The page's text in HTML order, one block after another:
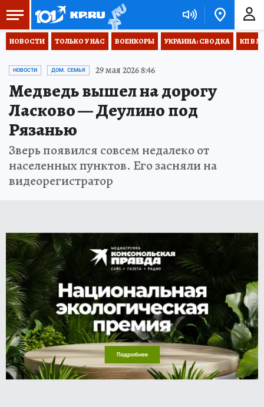
НОВОСТИ ТОЛЬКО У НАС ВОЕНКОРЫ УКРАИНА: СВОДКА КП В
НОВОСТИ ДОМ. СЕМЬЯ 29 мая 2026 8:46
Медведь вышел на дорогу
Ласково — Деулино под
Рязанью
Зверь появился совсем недалеко от
населенных пунктов. Его засняли на
видеорегистратор